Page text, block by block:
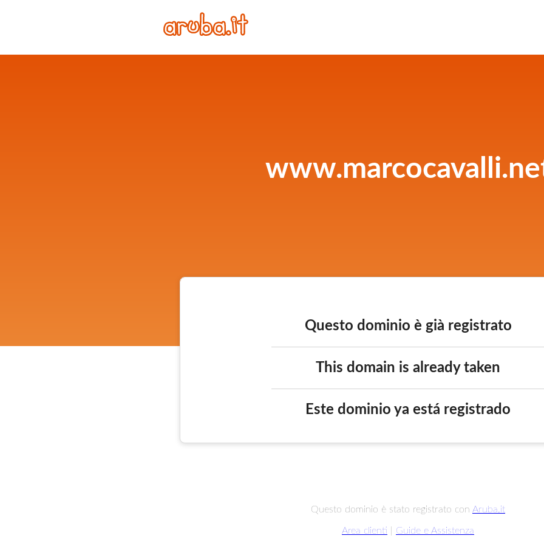
Questo dominio è già registrato
This domain is already taken
Este dominio ya está registrado
Questo dominio è stato registrato con Aruba.it
Area clienti Guide e Assistenza